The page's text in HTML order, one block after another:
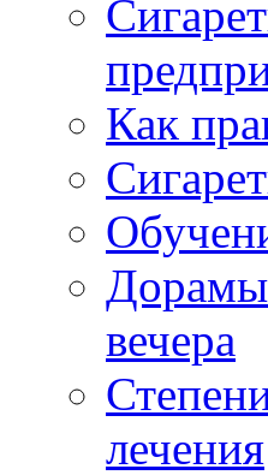
Как
Дорамы
вечера
лечения